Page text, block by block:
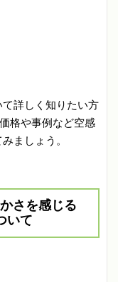
詳しく知りたい方
格や事例など空感
ましょう。
さを感じる
いて